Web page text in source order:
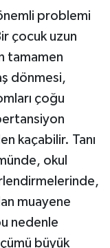
problemi
çocuk uzun
tamamen
dönmesi,
çoğu
kaçabilir. Tanı
okul
muayene
nedenle
büyük